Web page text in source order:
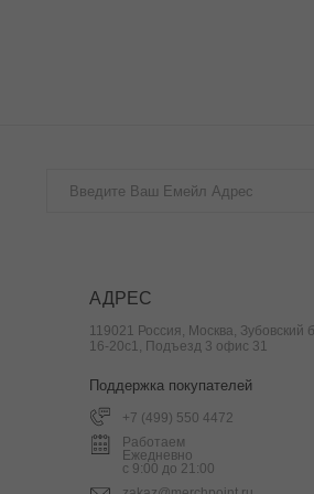
АДРЕС
119021 Россия, Москва, Зубовский
16-20с1, Подъезд 3 офис 31
Поддержка покупателей
+7 (499) 550 4472
Работаем
Ежедневно
с 9:00 до 21:00